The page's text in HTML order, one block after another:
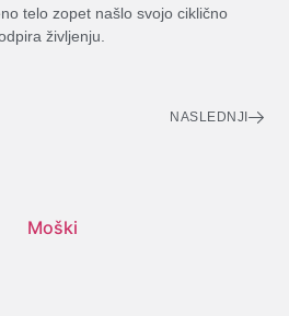
telo zopet našlo svojo ciklično
življenju.
NASLEDNJI